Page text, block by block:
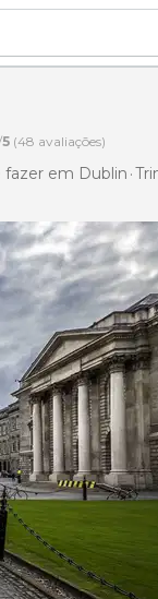
5 (48 avaliações)
fazer em Dublin